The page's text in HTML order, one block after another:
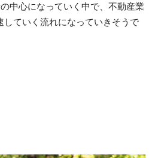
中心になっていく中で、不動産業
ていく流れになっていきそうで